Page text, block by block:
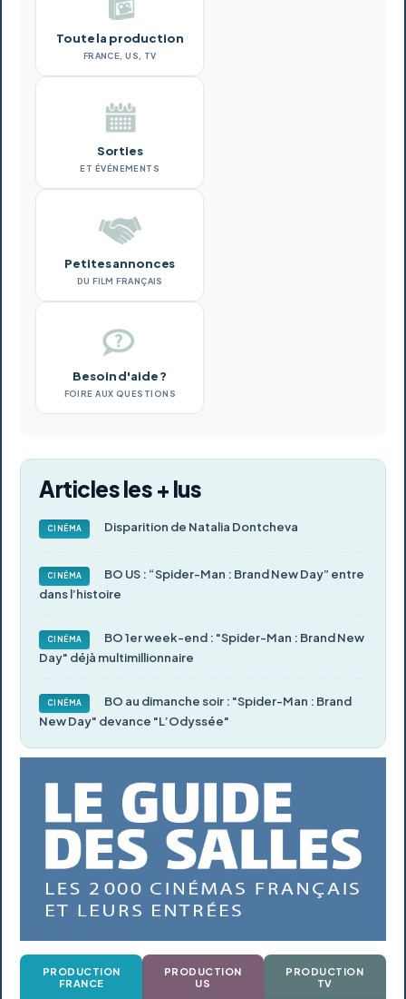
Toute la production
FRANCE, US, TV
Sorties
ET ÉVÉNEMENTS
Petites annonces
DU FILM FRANÇAIS
Besoin d'aide ?
FOIRE AUX QUESTIONS
Articles les + lus
CINÉMA Disparition de Natalia Dontcheva
CINÉMA
BO US : “Spider-Man : Brand New Day” entre
dans l’histoire
CINÉMA
BO 1er week-end : "Spider-Man : Brand New
Day" déjà multimillionnaire
CINÉMA
BO au dimanche soir : "Spider-Man : Brand
New Day" devance "L’Odyssée"
PRODUCTION
FRANCE
PRODUCTION
US
PRODUCTION
TV